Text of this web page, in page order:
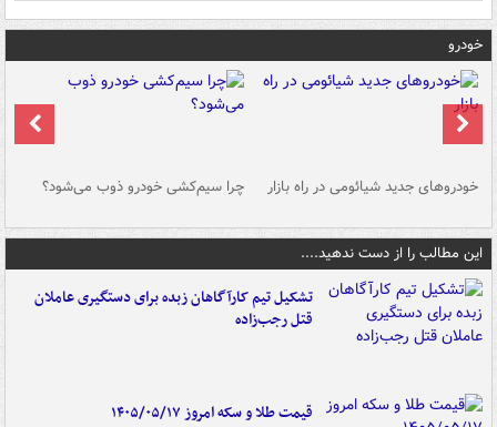
خودرو
خودروهای جدید شیائومی در راه بازار چرا سیم‌کشی خودرو ذوب می‌شود؟
این مطالب را از دست ندهید....
تشکیل تیم کارآگاهان زبده برای دستگیری عاملان
قتل رجب‌زاده
قیمت طلا و سکه امروز ۱۴۰۵/۰۵/۱۷